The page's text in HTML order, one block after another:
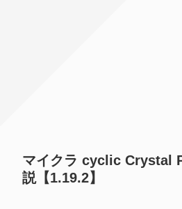
マイクラ cyclic Crystal
説【1.19.2】